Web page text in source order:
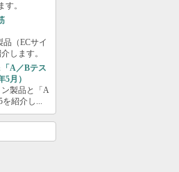
。
（ECサイ
します。
「A／Bテス
5月）
製品と「A
を紹介し...